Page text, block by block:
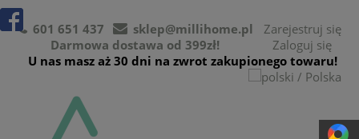
601 651 437
sklep@millihome.pl
Darmowa dostawa od 399zł!
U nas masz aż 30 dni na zwrot zakupionego towaru!
Zarejestruj się
Zaloguj się